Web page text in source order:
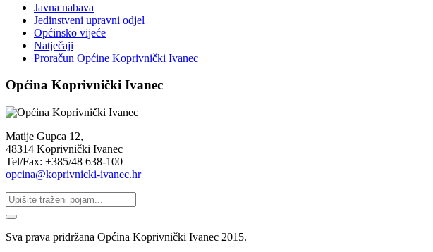
Javna nabava
Jedinstveni upravni odjel
Općinsko vijeće
Natječaji
Proračun Općine Koprivnički Ivanec
Općina Koprivnički Ivanec
Matije Gupca 12,
48314 Koprivnički Ivanec
Tel/Fax: +385/48 638-100
opcina@koprivnicki-ivanec.hr
Sva prava pridržana Općina Koprivnički Ivanec 2015.